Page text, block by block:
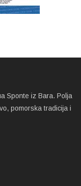
Sponte iz Bara. Polja
pomorska tradicija i